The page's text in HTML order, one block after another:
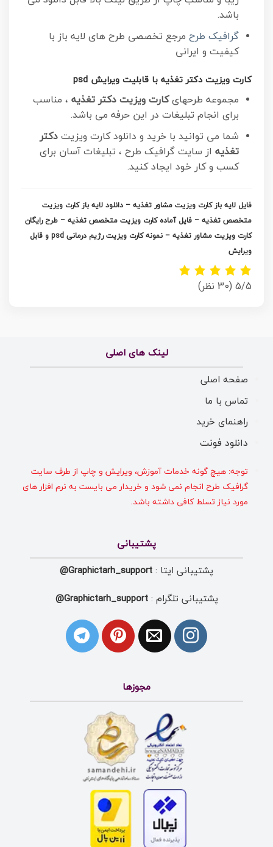
باشد.
گرافیک طرحمرجع تخصصی طرح های لایه باز با
کیفیت و ایرانی
کارت ویزیت دکتر تغذیه با قابلیت ویرایش psd
مجموعه طرحهایکارت ویزیت دکتر تغذیه، مناسب
برای انجام تبلیغات در این حرفه می باشد.
شما می توانید با خرید و دانلود کارت ویزیت دکتر
تغذیه از سایت گرافیک طرح ، تبلیغات آسان برای
کسب و کار خود ایجاد کنید.
فایل لایه باز کارت ویزیت مشاور تغذیه – دانلود لایه باز کارت ویزیت
متخصص تغذیه – فایل آماده کارت ویزیت متخصص تغذیه – طرح رایگان
کارت ویزیت مشاور تغذیه – نمونه کارت ویزیت رژیم درمانی psd و قابل
ویرایش
5/5 (30 نظر)
لینک های اصلی
صفحه اصلی
تماس با ما
راهنمای خرید
دانلود فونت
توجه: هیچ گونه خدمات آموزش، ویرایش و چاپ از طرف سایت
گرافیک طرح انجام نمی شود و خریدار می بایست به نرم افزار های
مورد نیاز تسلط کافی داشته باشد.
پشتیبانی
پشتیبانی ایتا : Graphictarh_support@
پشتیبانی تلگرام :Graphictarh_support@
مجوزها